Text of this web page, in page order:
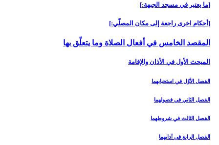
[ما يعتبر في مسجد الجبهة:]
[أحكام اخرى راجعة إلى مكان المصلّي:]
المقصد الخامس في أفعال الصلاة وما يتعلّق بها
المبحث الأول في الأذان والإقامة
الفصل الأوّل في استحبابهما
الفصل الثاني في فصولهما
الفصل الثالث في شروطهما
الفصل الرابع في آدابهما